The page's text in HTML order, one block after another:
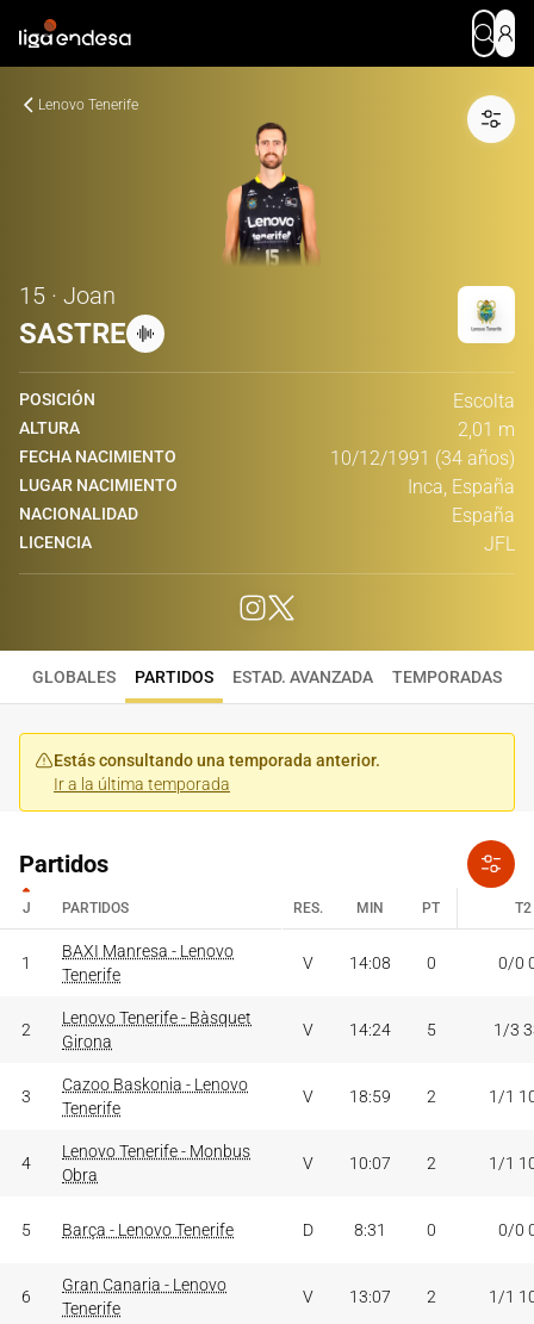
Lenovo Tenerife
15 · Joan
SASTRE
POSICIÓN Escolta
ALTURA 2,01 m
FECHA NACIMIENTO 10/12/1991 (34 años)
LUGAR NACIMIENTO Inca, España
NACIONALIDAD España
LICENCIA JFL
GLOBALES PARTIDOS ESTAD. AVANZADA TEMPORADAS
Estás consultando una temporada anterior.
Ir a la última temporada
Partidos
J PARTIDOS RES. MIN PT T2
PARTIDOS
1
BAXI Manresa - Lenovo
Tenerife
V 14:08 0 0/0
2
Lenovo Tenerife - Bàsquet
Girona
V 14:24 5 1/3
3
Cazoo Baskonia - Lenovo
Tenerife
V 18:59 2 1/1
4
Lenovo Tenerife - Monbus
Obra
V 10:07 2 1/1
5 Barça - Lenovo Tenerife D 8:31 0 0/0
6
Gran Canaria - Lenovo
Tenerife
V 13:07 2 1/1